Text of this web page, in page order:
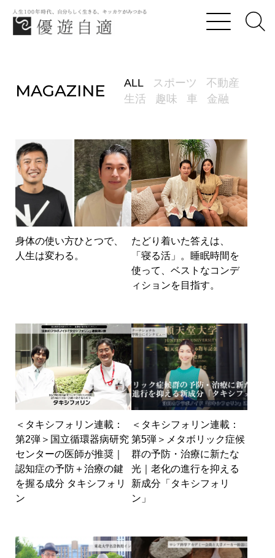
身体の使い方ひとつで、人生は変わる。
MAGAZINE ALL スポーツ
不動産
生活
趣味 車 金融
身体の使い方ひとつで、
人生は変わる。
たどり着いた答えは、
「寝る活」。睡眠時間を
使って、ベストなコンデ
ィションを目指す。
＜タキシフォリン連載：
第2弾＞国立循環器病研究
センターの医師が推奨｜
認知症の予防＋治療の鍵
を握る成分 タキシフォリ
ン
＜タキシフォリン連載：
第5弾＞メタボリック症候
群の予防・治療に新たな
光｜老化の進行を抑える
新成分「タキシフォリ
ン」